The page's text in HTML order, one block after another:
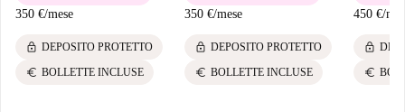
350 €/mese
lock DEPOSITO PROTETTO
euro BOLLETTE INCLUSE
350 €/mese
lock DEPOSITO PROTETTO
euro BOLLETTE INCLUSE
450 €/
lock
euro